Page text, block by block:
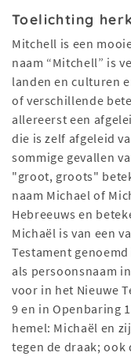
Toelichting
Mitchell is een
naam “Mitchell” is
landen en culturen
of verschillende
allereerst een
die is zelf afgeleid
sommige gevallen
"groot, groots"
naam Michael of
Hebreeuws en
Michaël is van een
Testament
als persoonsnaam
voor in het Nieuwe
9 en in Openbaring
hemel: Michaël en
tegen de draak; ook